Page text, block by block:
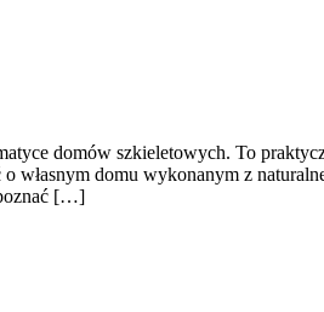
domów szkieletowych. To
własnym domu wykonanym z
[…]